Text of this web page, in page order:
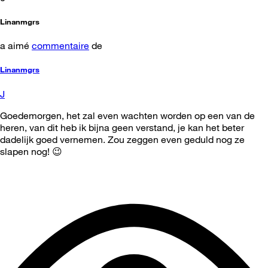
Linanmgrs
a aimé commentaire de
Linanmgrs
J
Goedemorgen, het zal even wachten worden op een van de
heren, van dit heb ik bijna geen verstand, je kan het beter
dadelijk goed vernemen. Zou zeggen even geduld nog ze
slapen nog! 😉